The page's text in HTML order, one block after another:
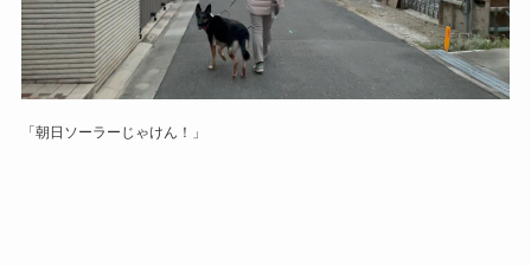
「朝日ソーラーじゃけん！」